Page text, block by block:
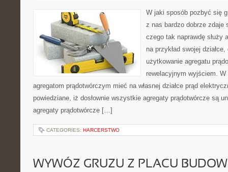
W jaki sposób pozbyć się
z nas bardzo dobrze zdaje
czego tak naprawdę służy
na przykład swojej
użytkowanie agregatu
rewelacyjnym wyjściem.
agregatom prądotwórczym mieć na własnej działce prąd
powiedziane, iż dosłownie wszystkie agregaty prądotwórcze są
agregaty prądotwórcze […]
CATEGORIES: HARCERSTWO
WYWÓZ GRUZU Z PLACU